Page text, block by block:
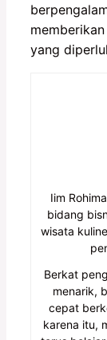
yang
Iim
bidang
wisata
Berkat
menarik,
cepat
karena itu,